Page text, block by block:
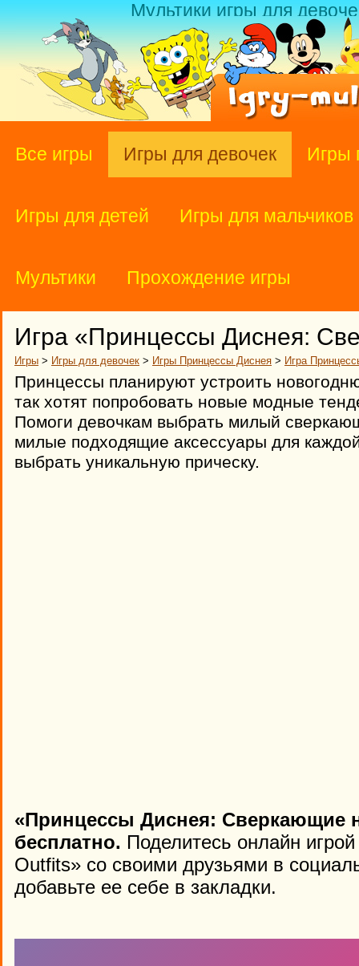
Мультики игры для
Все игры Игры для девочек Игры
Игры для детей Игры для мальчиков
Мультики Прохождение игры
Игра «Принцессы Диснея:
Игры > Игры для девочек > Игры Принцессы Диснея > Игра
Принцессы планируют устроить
так хотят попробовать новые модные
Помоги девочкам выбрать милый
милые подходящие аксессуары для
выбрать уникальную прическу.
«Принцессы Диснея: Сверкающие
бесплатно. Поделитесь онлайн
Outfits» со своими друзьями в
добавьте ее себе в закладки.